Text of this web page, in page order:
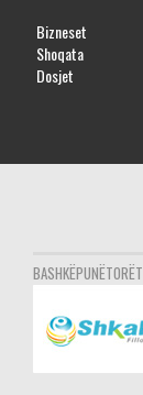
Bizneset
Shoqata
Dosjet
BASHKËPUNËTORËT